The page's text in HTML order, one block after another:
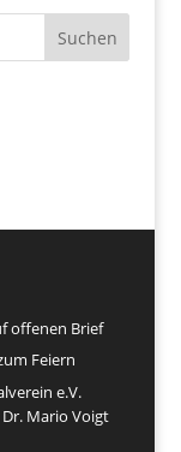
offenen Brief
Feiern
e.V.
Mario Voigt